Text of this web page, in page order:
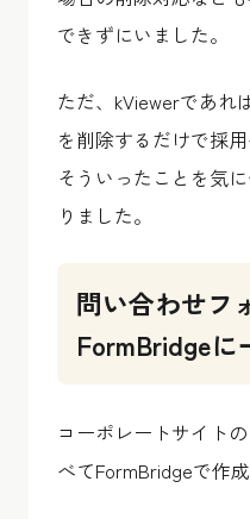
できずにいました。
ただ、kViewerであれ
を削除するだけで採
そういったことを気
りました。
問い合わせフ
FormBridgeに
コーポレートサイト
べてFormBridgeで作